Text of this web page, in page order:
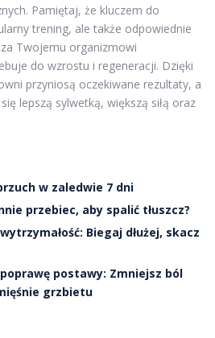
Pamiętaj, że kluczem do
trening, ale także odpowiednie
Twojemu organizmowi
do wzrostu i regeneracji. Dzięki
przyniosą oczekiwane rezultaty, a
lepszą sylwetką, większą siłą oraz
w zaledwie 7 dni
przebiec, aby spalić tłuszcz?
Biegaj dłużej, skacz
postawy: Zmniejsz ból
grzbietu